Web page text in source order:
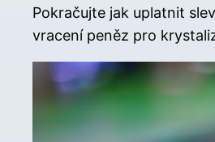
Pokračujte jak uplatnit
vracení peněz pro